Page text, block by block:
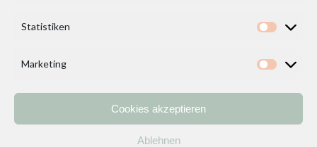
Statistiken
Marketing
Cookies akzeptieren
Ablehnen
Kontakt